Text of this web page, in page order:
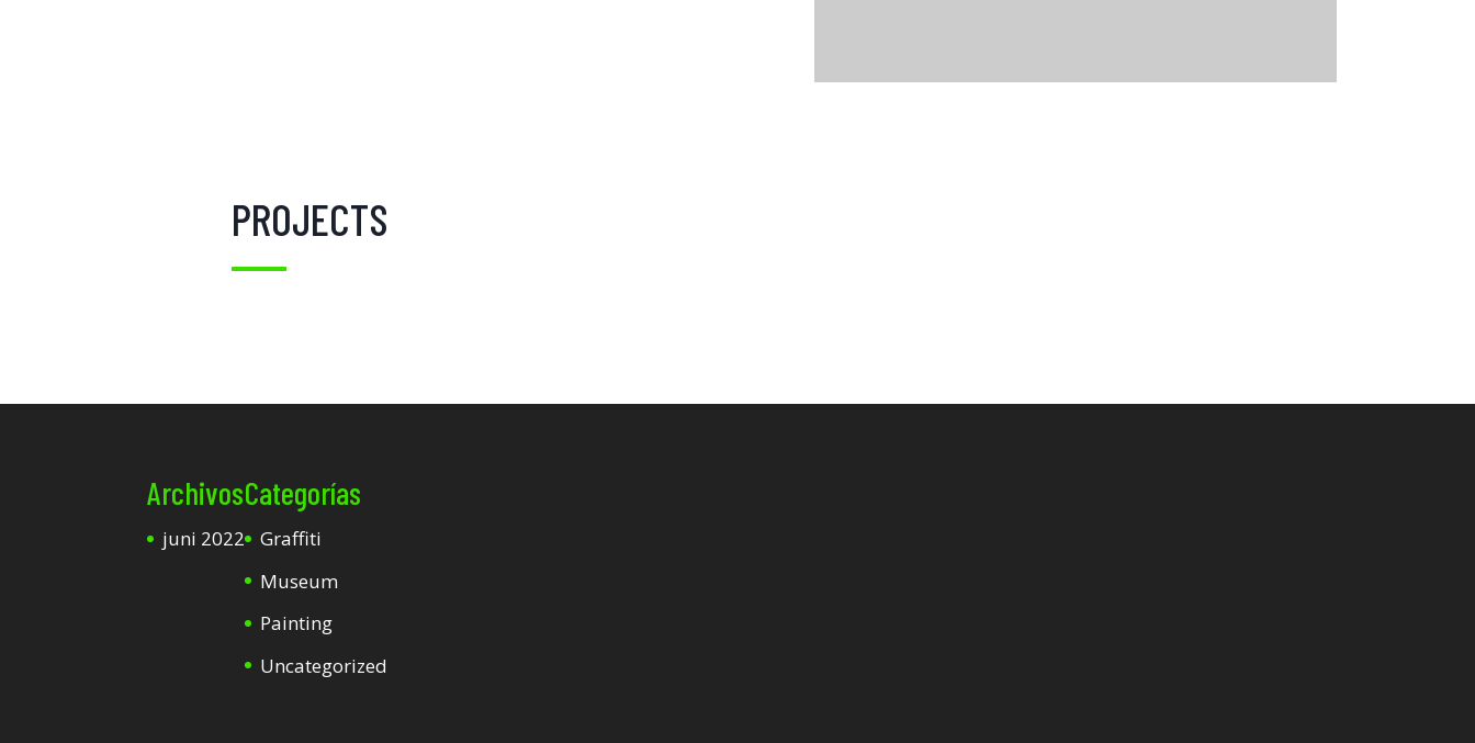
PROJECTS
Archivos
juni 2022
Categorías
Graffiti
Museum
Painting
Uncategorized